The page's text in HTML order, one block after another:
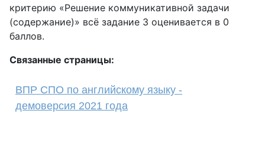
критерию «Решение коммуникативной задачи
(содержание)» всё задание 3 оценивается в 0
баллов.
Связанные страницы:
ВПР СПО по английскому языку -
демоверсия 2021 года